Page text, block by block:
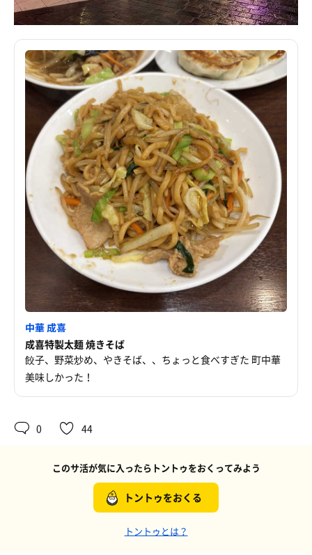
中華 成喜
成喜特製太麺 焼きそば
餃子、野菜炒め、やきそば、、ちょっと食べすぎた 町中華
美味しかった！
0 44
このサ活が気に入ったらトントゥをおくってみよう
トントゥをおくる
トントゥとは？